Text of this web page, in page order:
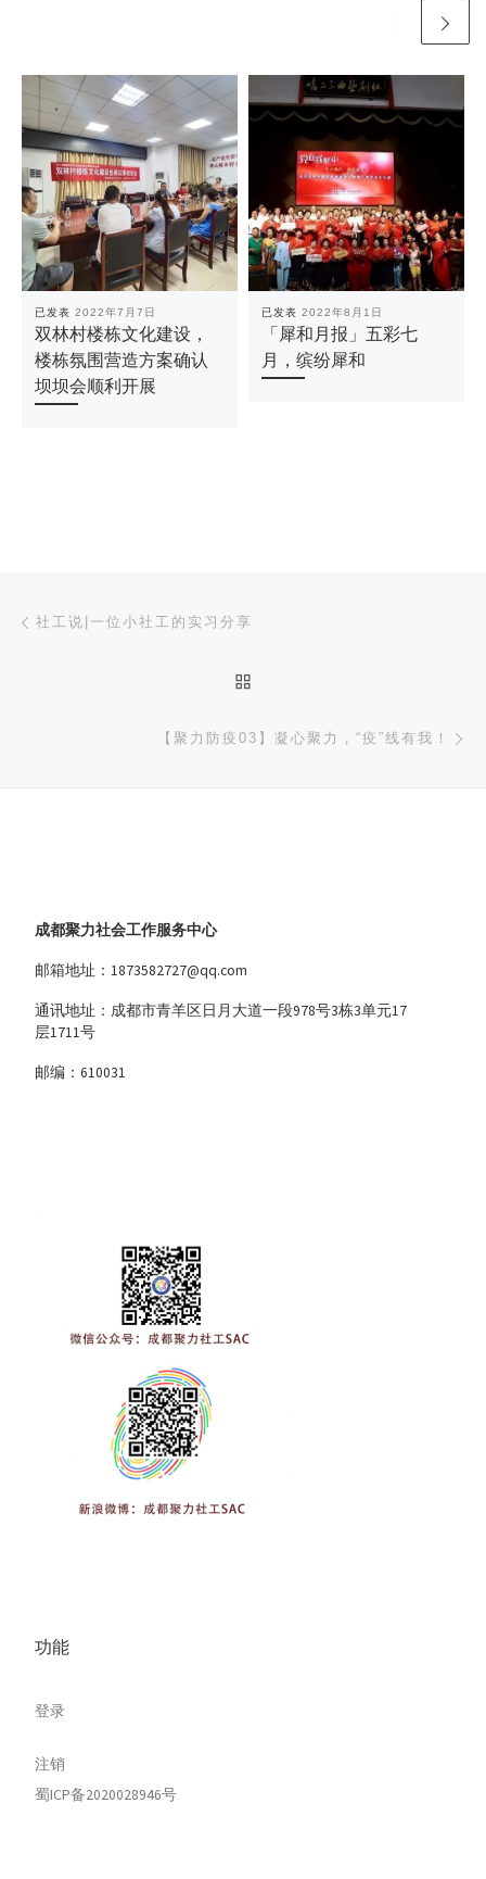
已发表 2022年7月7日
双林村楼栋文化建设，
楼栋氛围营造方案确认
坝坝会顺利开展
已发表 2022年8月1日
「犀和月报」五彩七
月，缤纷犀和
文章导航
社工说|一位小社工的实习分享
【聚力防疫03】凝心聚力，“疫”线有我！
成都聚力社会工作服务中心
邮箱地址：1873582727@qq.com
通讯地址：成都市青羊区日月大道一段978号3栋3单元17
层1711号
邮编：610031
功能
登录
注销
蜀ICP备2020028946号